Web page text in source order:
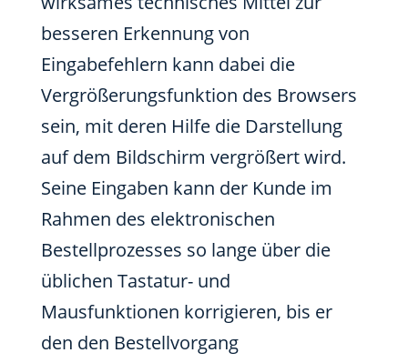
besseren Erkennung von
Eingabefehlern kann dabei die
Vergrößerungsfunktion des Browsers
sein, mit deren Hilfe die Darstellung
auf dem Bildschirm vergrößert wird.
Seine Eingaben kann der Kunde im
Rahmen des elektronischen
Bestellprozesses so lange über die
üblichen Tastatur- und
Mausfunktionen korrigieren, bis er
den den Bestellvorgang